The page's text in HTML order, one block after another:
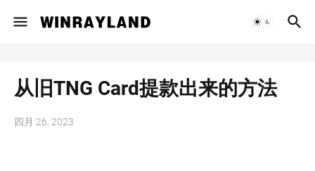
从旧TNG Card提款出来的方法
四月 26, 2023